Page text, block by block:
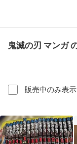
鬼滅の刃 マンガ
販売中のみ表示